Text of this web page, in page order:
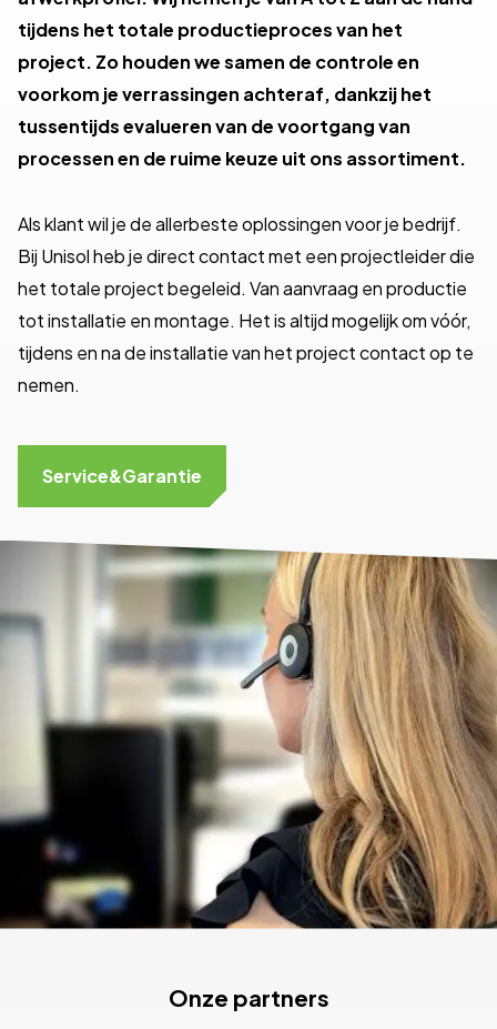
tijdens het totale productieproces van het
project. Zo houden we samen de controle en
voorkom je verrassingen achteraf, dankzij het
tussentijds evalueren van de voortgang van
processen en de ruime keuze uit ons assortiment.
Als klant wil je de allerbeste oplossingen voor je bedrijf.
Bij Unisol heb je direct contact met een projectleider die
het totale project begeleid. Van aanvraag en productie
tot installatie en montage. Het is altijd mogelijk om vóór,
tijdens en na de installatie van het project contact op te
nemen.
Service&Garantie
Onze partners